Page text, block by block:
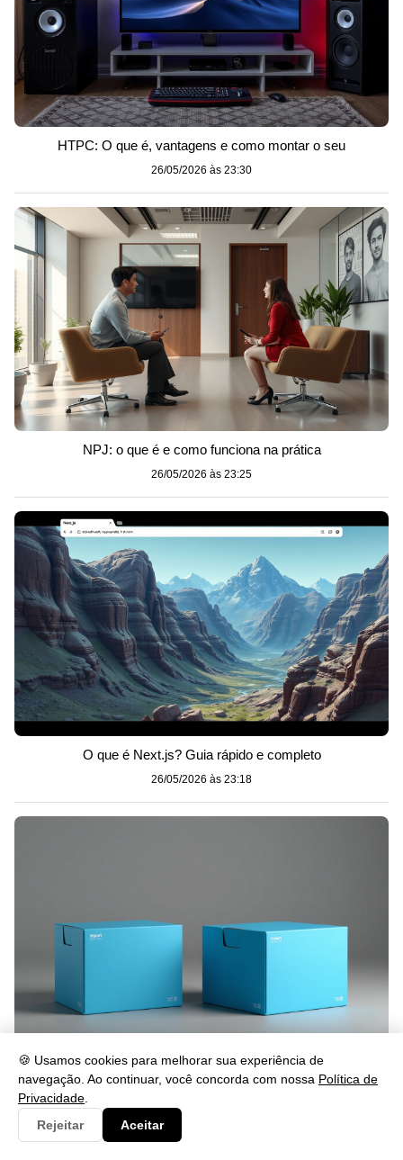
🍪 Usamos cookies para melhorar sua experiência de
navegação. Ao continuar, você concorda com nossa Política de
Privacidade
Rejeitar
Aceitar
HTPC: O que é, vantagens e como montar o seu
26/05/2026 às 23:30
NPJ: o que é e como funciona na prática
26/05/2026 às 23:25
O que é Next.js? Guia rápido e completo
26/05/2026 às 23:18
Packet Standard Importação: Guia Completo e Prático
26/05/2026 às 23:12
Mais Recentes